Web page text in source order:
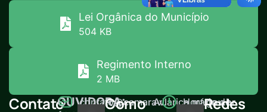
Lei Orgânica do Município
504 KB
Regimento Interno
2 MB
ContatoOUVIDORA:
contato@camaravilarica.mt.gov.br
Como
Av.
Horário de
Redes